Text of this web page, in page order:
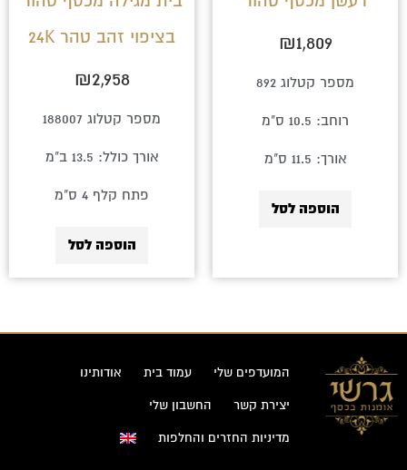
₪1,809
מספר קטלוג 892
רוחב: 10.5 ס"מ
אורך: 11.5 ס"מ
הוספה לסל
בציפוי זהב טהר 24K
₪2,958
מספר קטלוג 188007
אורך כולל: 13.5 ב"מ
פתח קלף 4 ס"מ
הוספה לסל
המועדפים שלי עמוד בית אודותינו
יצירת קשר החשבון שלי
מדיניות החזרים והחלפות